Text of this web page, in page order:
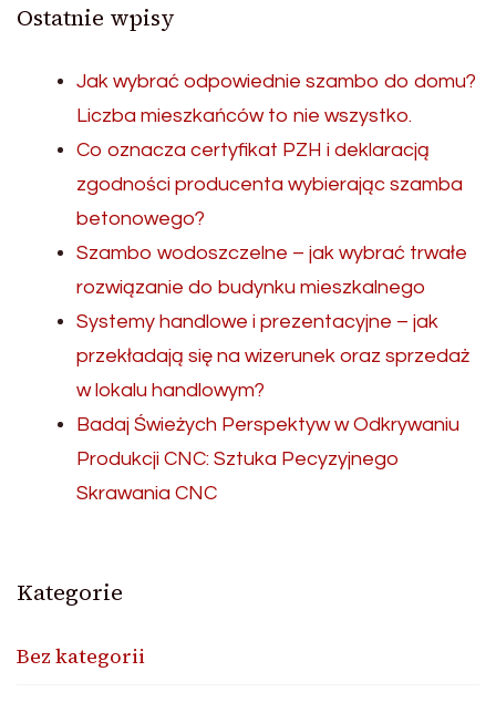
Ostatnie wpisy
Jak wybrać odpowiednie szambo do domu?
Liczba mieszkańców to nie wszystko.
Co oznacza certyfikat PZH i deklaracją
zgodności producenta wybierając szamba
betonowego?
Szambo wodoszczelne – jak wybrać trwałe
rozwiązanie do budynku mieszkalnego
Systemy handlowe i prezentacyjne – jak
przekładają się na wizerunek oraz sprzedaż
w lokalu handlowym?
Badaj Świeżych Perspektyw w Odkrywaniu
Produkcji CNC: Sztuka Pecyzyjnego
Skrawania CNC
Kategorie
Bez kategorii